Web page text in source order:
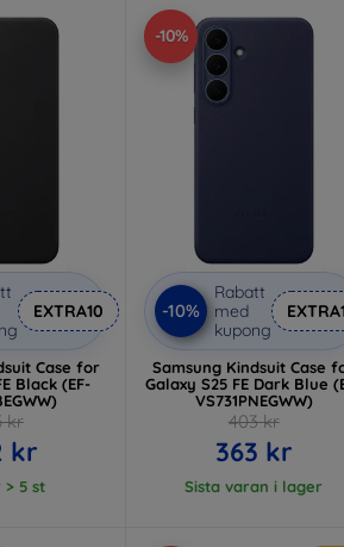
EXTRA10
Case for
Black (EF-
kr
kr
> 5 st
-10%
-10%
Rabatt
med
kupong
Samsung Kindsuit Case
Galaxy S25 FE Dark Blue
VS731PNEGWW)
403 kr
363 kr
Sista varan i lager